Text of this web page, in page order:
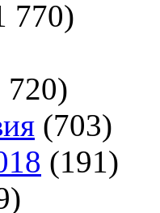
770)
720)
(703)
(191)